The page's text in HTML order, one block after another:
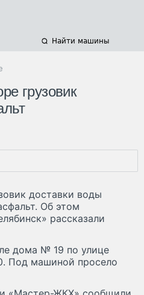
Найти машины
грузовик
доставки воды
Об этом
рассказали
дома № 19 по улице
Под машиной просело